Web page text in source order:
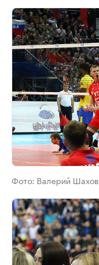
Фото: Валерий Шахов